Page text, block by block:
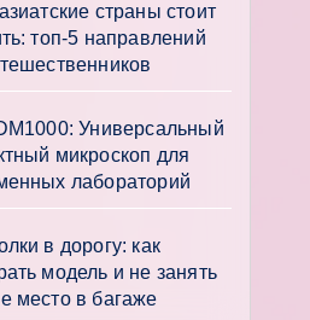
страны стоит
топ-5 направлений
Универсальный
микроскоп для
лабораторий
в дорогу: как
модель и не занять
место в багаже